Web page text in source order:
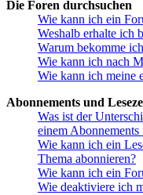
Die Foren durchsuchen
Wie kann ich ein
Weshalb erhalte ich
Warum bekomme
Wie kann ich nach
Wie kann ich meine
Abonnements und
Was ist der
einem
Wie kann ich ein
Thema abonnieren?
Wie kann ich ein
Wie deaktiviere ich